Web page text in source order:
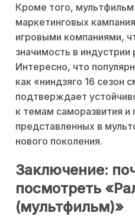
Кроме того, мультфильм
маркетинговых
игровыми компаниями,
значимость в индустрии
Интересно, что
как «ниндзяго 16 сезон
подтверждает
к темам саморазвития и
представленных в
нового поколения.
Заключение:
посмотреть
(мультфильм)»